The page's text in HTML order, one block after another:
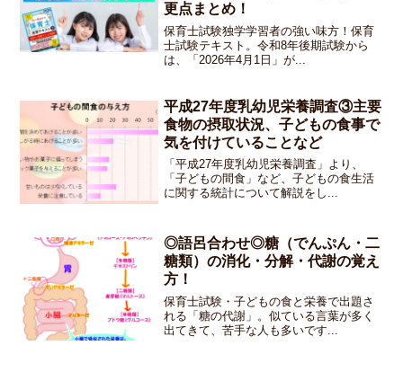
更点まとめ！
保育士試験独学学習者の強い味方！保育
士試験テキスト。令和8年後期試験から
は、「2026年4月1日」が...
平成27年度乳幼児栄養調査③主要
食物の摂取状況、子どもの食事で
気を付けていることなど
「平成27年度乳幼児栄養調査」より、
「子どもの間食」など、子どもの食生活
に関する統計について解説をし...
◎語呂合わせ◎糖（でんぷん・二
糖類）の消化・分解・代謝の覚え
方！
保育士試験・子どもの食と栄養で出題さ
れる「糖の代謝」。似ている言葉が多く
出てきて、苦手な人も多いです...